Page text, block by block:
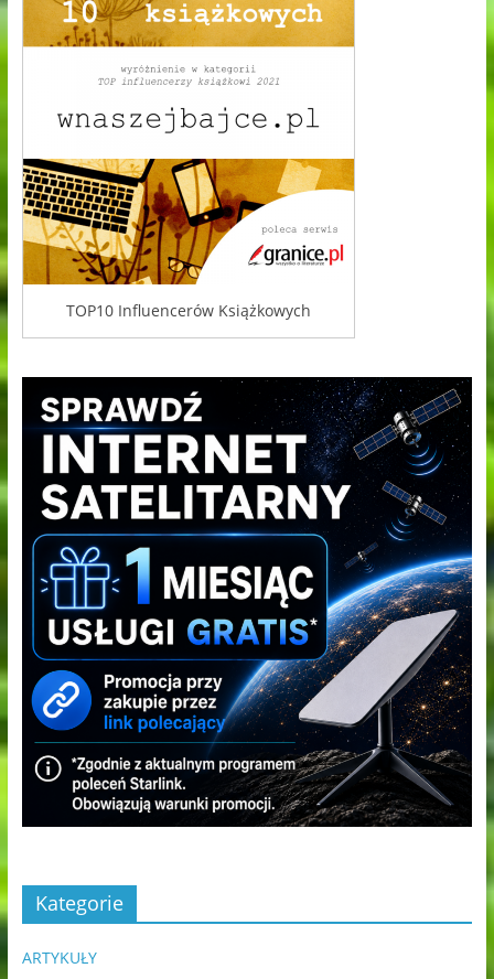
TOP10 Influencerów Książkowych
Kategorie
ARTYKUŁY